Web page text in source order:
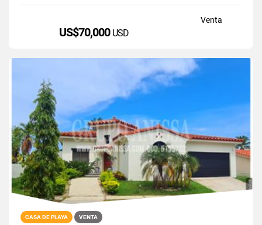
Venta
US$70,000 USD
CASA DE PLAYA VENTA